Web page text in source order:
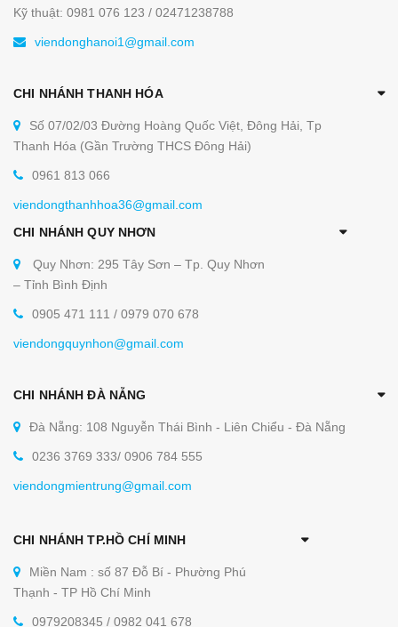
Kỹ thuật: 0981 076 123 / 02471238788
viendonghanoi1@gmail.com
CHI NHÁNH THANH HÓA
Số 07/02/03 Đường Hoàng Quốc Việt, Đông Hải, Tp
Thanh Hóa (Gần Trường THCS Đông Hải)
0961 813 066
viendongthanhhoa36@gmail.com
CHI NHÁNH QUY NHƠN
Quy Nhơn: 295 Tây Sơn – Tp. Quy Nhơn
– Tỉnh Bình Định
0905 471 111 / 0979 070 678
viendongquynhon@gmail.com
CHI NHÁNH ĐÀ NẴNG
Đà Nẵng: 108 Nguyễn Thái Bình - Liên Chiểu - Đà Nẵng
0236 3769 333/ 0906 784 555
viendongmientrung@gmail.com
CHI NHÁNH TP.HỒ CHÍ MINH
Miền Nam : số 87 Đỗ Bí - Phường Phú
Thạnh - TP Hồ Chí Minh
0979208345 / 0982 041 678